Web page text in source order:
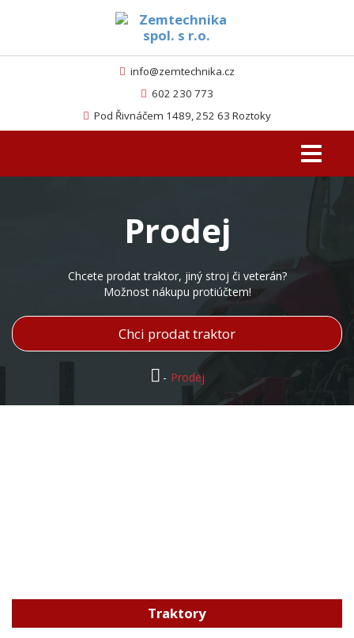
info@zemtechnika.cz
602 230 773
Pod Řivnáčem 1489, 252 63 Roztoky
Toggle
Prodej
Chcete prodat traktor, jiný stroj či veterán?
Možnost nákupu protiúčtem!
Chci prodat traktor
Prodej
Traktory